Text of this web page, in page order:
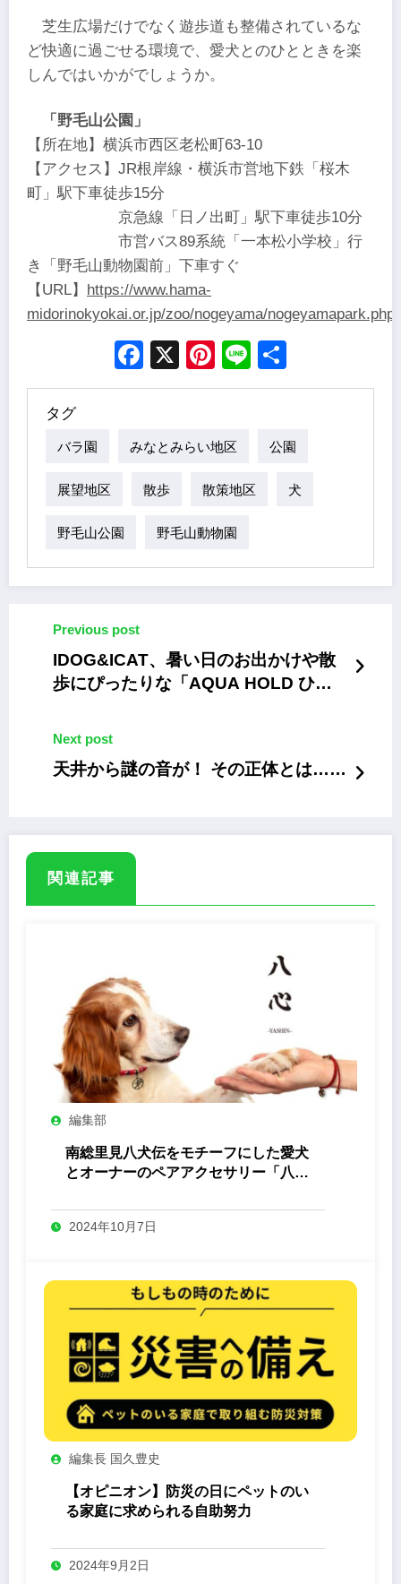
芝生広場だけでなく遊歩道も整備されているな
ど快適に過ごせる環境で、愛犬とのひとときを楽
しんではいかがでしょうか。
「野毛山公園」
【所在地】横浜市西区老松町63-10
【アクセス】JR根岸線・横浜市営地下鉄「桜木
町」駅下車徒歩15分
京急線「日ノ出町」駅下車徒歩10分
市営バス89系統「一本松小学校」行
き「野毛山動物園前」下車すぐ
【URL】
https://www.hama-
midorinokyokai.or.jp/zoo/nogeyama/nogeyamapark.php
Facebook
X Pinterest
Line
タグ
バラ園 みなとみらい地区 公園
展望地区 散歩 散策地区 犬
野毛山公園 野毛山動物園
Previous post
IDOG&ICAT、暑い日のお出かけや散
歩にぴったりな「AQUA HOLD ひん
Next post
天井から謎の音が！ その正体とは……
関連記事
編集部
南総里見八犬伝をモチーフにした愛犬
とオーナーのペアアクセサリー「八心
2024年10月7日
編集長 国久豊史
【オピニオン】防災の日にペットのい
る家庭に求められる自助努力
2024年9月2日